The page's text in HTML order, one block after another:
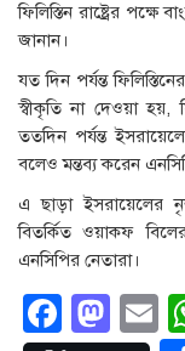
ফিলিস্তিন রাষ্ট্রের
জানান।
যত দিন পর্যন্ত
স্বীকৃতি না দেওয়া হয়,
ততদিন পর্যন্ত
বলেও মন্তব্য করেন
এ ছাড়া ইসরায়েলের
বিতর্কিত ওয়াকফ
এনসিপির নেতারা।